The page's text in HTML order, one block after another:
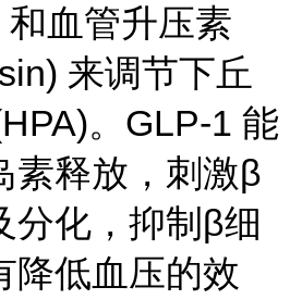
血管升压素
来调节下丘
。GLP-1 能
素释放，刺激β
分化，抑制β细
降低血压的效